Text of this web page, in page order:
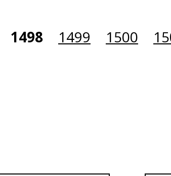
1498 1499 1500